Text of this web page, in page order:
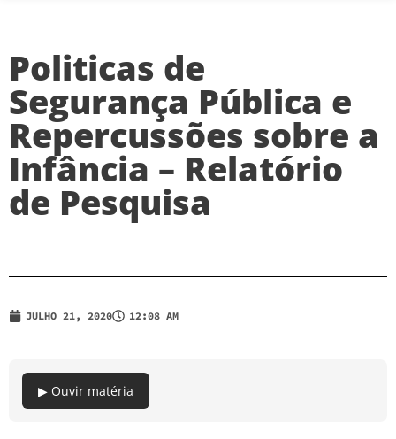
Politicas de
Segurança Pública e
Repercussões sobre a
Infância – Relatório
de Pesquisa
JULHO 21, 2020 12:08 AM
▶ Ouvir matéria